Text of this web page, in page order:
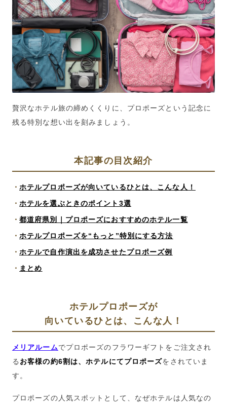
贅沢なホテル旅の締めくくりに、プロポーズという記念に
残る特別な想い出を刻みましょう。
本記事の目次紹介
ホテルプロポーズが向いているひとは、こんな人！
ホテルを選ぶときのポイント3選
都道府県別｜プロポーズにおすすめのホテル一覧
ホテルプロポーズを“もっと”特別にする方法
ホテルで自作演出を成功させたプロポーズ例
まとめ
ホテルプロポーズが
向いているひとは、こんな人！
メリアルームでプロポーズのフラワーギフトをご注文され
る お客様の約6割は、ホテルにてプロポーズをされていま
す。
プロポーズの人気スポットとして、なぜホテルは人気なの